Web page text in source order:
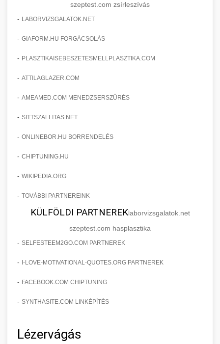
szeptest.com zsírleszívás
- LABORVIZSGALATOK.NET
- GIAFORM.HU FORGÁCSOLÁS
- PLASZTIKAISEBESZETESMELLPLASZTIKA.COM
- ATTILAGLAZER.COM
- AMEAMED.COM MENEDZSERSZŰRÉS
- SITTSZALLITAS.NET
- ONLINEBOR.HU BORRENDELÉS
- CHIPTUNING.HU
- WIKIPEDIA.ORG
- TOVÁBBI PARTNEREINK
KÜLFÖLDI PARTNEREKlaborvizsgalatok.net
szeptest.com hasplasztika
- SELFESTEEM2GO.COM PARTNEREK
- I-LOVE-MOTIVATIONAL-QUOTES.ORG PARTNEREK
- FACEBOOK.COM CHIPTUNING
- SYNTHASITE.COM LINKÉPÍTÉS
Lézervágás